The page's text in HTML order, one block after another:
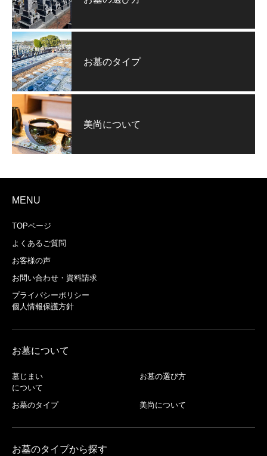
お墓のタイプ
美尚について
MENU
TOPページ
よくあるご質問
お客様の声
お問い合わせ・資料請求
プライバシーポリシー
個人情報保護方針
お墓について
墓じまい
について
お墓の選び方
お墓のタイプ 美尚について
お墓のタイプから探す